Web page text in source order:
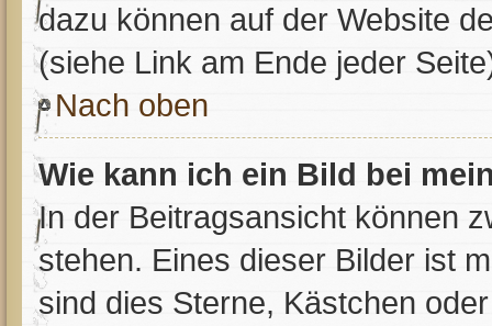
dazu können auf der Website
(siehe Link am Ende jeder
Nach oben
Wie kann ich ein Bild bei
In der Beitragsansicht können
stehen. Eines dieser Bilder ist
sind dies Sterne, Kästchen